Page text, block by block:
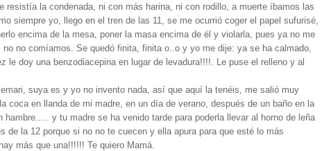
resistía la condenada, ni con más harina, ni con rodillo, a muerte íbamos las
siempre yo, llego en el tren de las 11, se me ocurrió coger el papel sufurisé,
encima de la mesa, poner la masa encima de él y violarla, pues ya no me
no no comíamos. Se quedó finita, finita o..o y yo me dije: ya se ha calmado,
le doy una benzodiacepina en lugar de levadura!!!!. Le puse el relleno y al
suya es y yo no invento nada, así que aquí la tenéis, me salió muy
coca en llanda de mi madre, en un día de verano, después de un baño en la
hambre..... y tu madre se ha venido tarde para poderla llevar al horno de leña
de la 12 porque si no no te cuecen y ella apura para que esté lo más
más que una!!!!!! Te quiero Mamá.